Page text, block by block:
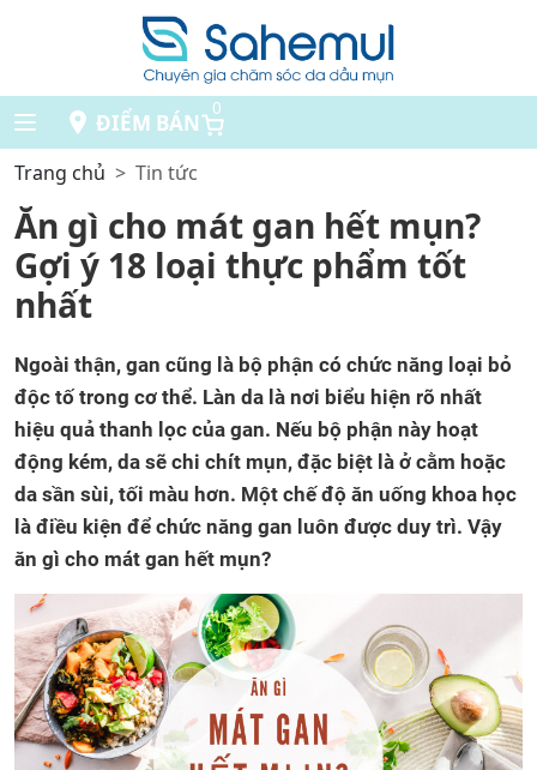
ĐIỂM BÁN
0
Trang chủ Tin tức
Ăn gì cho mát gan hết mụn?
Gợi ý 18 loại thực phẩm tốt
nhất
Ngoài thận, gan cũng là bộ phận có chức năng loại bỏ
độc tố trong cơ thể. Làn da là nơi biểu hiện rõ nhất
hiệu quả thanh lọc của gan. Nếu bộ phận này hoạt
động kém, da sẽ chi chít mụn, đặc biệt là ở cằm hoặc
da sần sùi, tối màu hơn. Một chế độ ăn uống khoa học
là điều kiện để chức năng gan luôn được duy trì. Vậy
ăn gì cho mát gan hết mụn?